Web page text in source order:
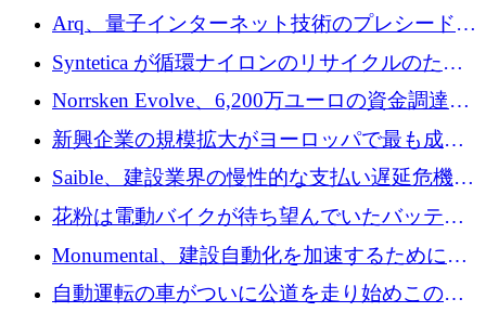
ためにシリーズCで7,000万ドルを調達
Arq、量子インターネット技術のプレシードと
して140万ドルを確保
Syntetica が循環ナイロンのリサイクルのため
にシリーズ A で 3,000 万ドルを調達
Norrsken Evolve、6,200万ユーロの資金調達
後、アムステルダムに根を張る
新興企業の規模拡大がヨーロッパで最も成功
した創業者を生み出す、アントラー氏が発見
Saible、建設業界の慢性的な支払い遅延危機に
対処するために 290 万ポンドを調達
花粉は電動バイクが待ち望んでいたバッテリ
ー交換ネットワークを構築している
Monumental、建設自動化を加速するためにシ
リーズ B で 3,200 万ドルを確保
自動運転の車がついに公道を走り始めこの国